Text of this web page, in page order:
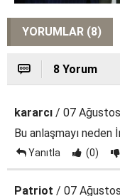
YORUMLAR (8)
8 Yorum
kararcı / 07
Bu anlaşmayı neden
Yanıtla (0)
Patriot / 07